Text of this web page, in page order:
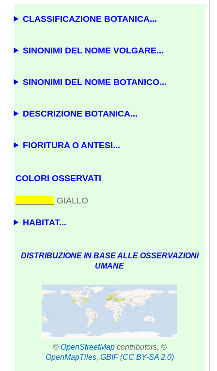
CLASSIFICAZIONE BOTANICA...
SINONIMI DEL NOME VOLGARE...
SINONIMI DEL NOME BOTANICO...
DESCRIZIONE BOTANICA...
FIORITURA O ANTESI...
COLORI OSSERVATI
GIALLO
HABITAT...
DISTRIBUZIONE IN BASE ALLE OSSERVAZIONI
UMANE
© OpenStreetMapcontributors, ©
OpenMapTiles, GBIF (CC BY-SA 2.0)